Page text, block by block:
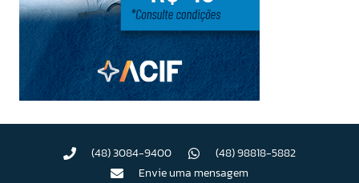
(48) 3084-9400
(48) 98818-5882
Envie uma mensagem